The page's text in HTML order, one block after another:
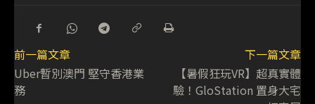
前一篇文章
Uber暫別澳門 堅守香港業
務
下一篇文章
【暑假狂玩VR】超真實體
驗！GloStation 置身大宅